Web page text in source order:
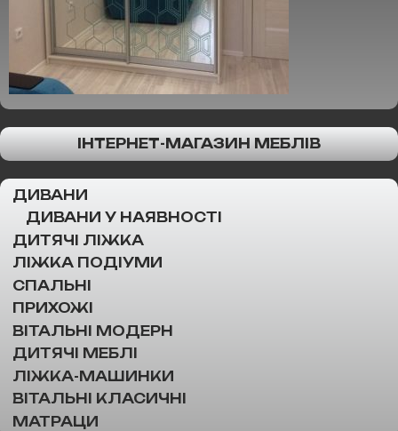
ІНТЕРНЕТ-МАГАЗИН МЕБЛІВ
ДИВАНИ
ДИВАНИ У НАЯВНОСТІ
ДИТЯЧІ ЛІЖКА
ЛІЖКА ПОДІУМИ
СПАЛЬНІ
ПРИХОЖІ
ВІТАЛЬНІ МОДЕРН
ДИТЯЧІ МЕБЛІ
ЛІЖКА-МАШИНКИ
ВІТАЛЬНІ КЛАСИЧНІ
МАТРАЦИ